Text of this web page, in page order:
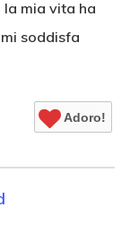
mia vita ha
soddisfa
Adoro!